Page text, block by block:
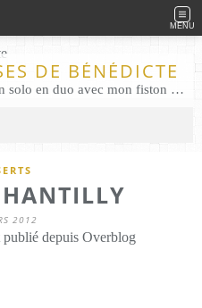
MENU
DE BÉNÉDICTE
Des gourmandises sans gluten en solo en duo avec mon fiston . Salé comme Sucré sans gluten éco responsable Les Gourmandises de Bénédicte gâteau produits locaux
2012
publié depuis Overblog